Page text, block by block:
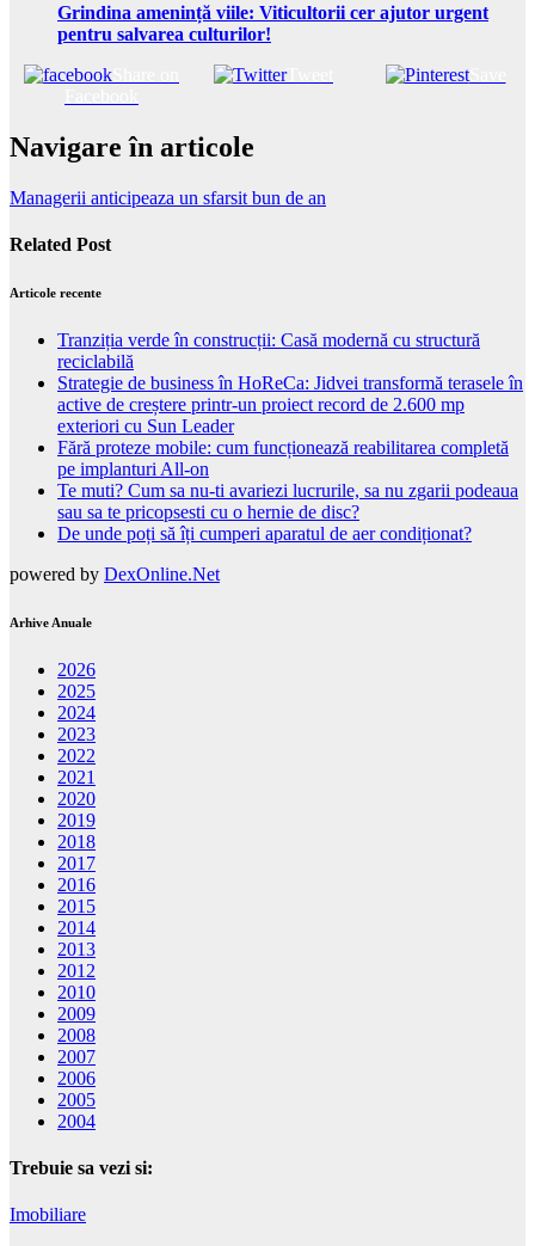
Grindina amenință viile: Viticultorii cer ajutor urgent
pentru salvarea culturilor!
Tweet Save
Navigare în articole
Managerii anticipeaza un sfarsit bun de an
Related Post
Articole recente
Tranziția verde în construcții: Casă modernă cu structură
reciclabilă
Strategie de business în HoReCa: Jidvei transformă terasele în
active de creștere printr-un proiect record de 2.600 mp
exteriori cu Sun Leader
Fără proteze mobile: cum funcționează reabilitarea completă
pe implanturi All-on
Te muti? Cum sa nu-ti avariezi lucrurile, sa nu zgarii podeaua
sau sa te pricopsesti cu o hernie de disc?
De unde poți să îți cumperi aparatul de aer condiționat?
powered by DexOnline.Net
Arhive Anuale
2026
2025
2024
2023
2022
2021
2020
2019
2018
2017
2016
2015
2014
2013
2012
2010
2009
2008
2007
2006
2005
2004
Trebuie sa vezi si:
Imobiliare